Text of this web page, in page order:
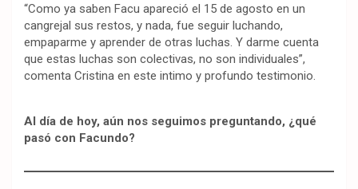
“Como ya saben Facu apareció el 15 de agosto en un
cangrejal sus restos, y nada, fue seguir luchando,
empaparme y aprender de otras luchas. Y darme cuenta
que estas luchas son colectivas, no son individuales”,
comenta Cristina en este intimo y profundo testimonio.
Al día de hoy, aún nos seguimos preguntando, ¿qué
pasó con Facundo?